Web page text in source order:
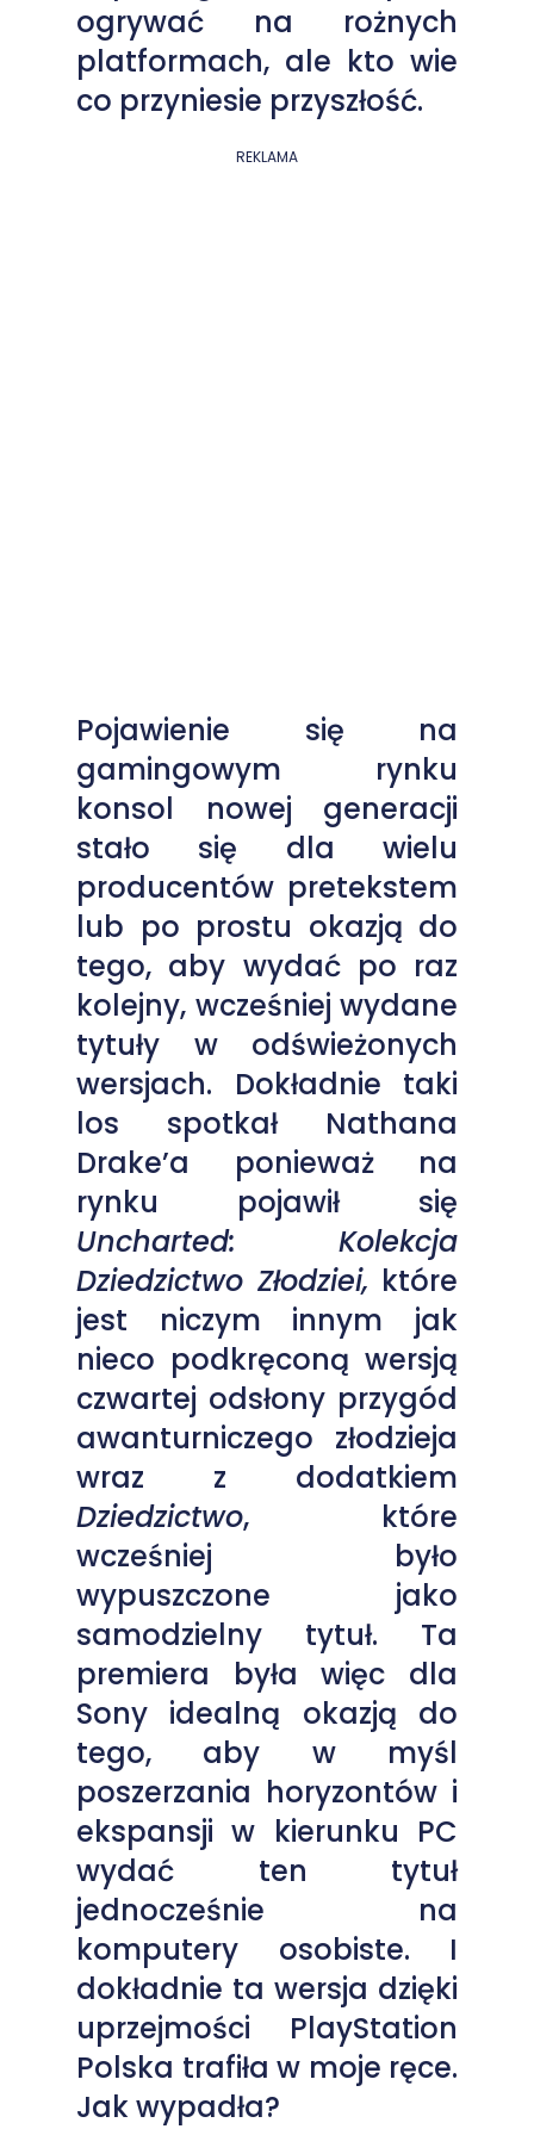
ogrywać na rożnych
platformach, ale kto wie
co przyniesie przyszłość.
REKLAMA
Pojawienie się na
gamingowym rynku
konsol nowej generacji
stało się dla wielu
producentów pretekstem
lub po prostu okazją do
tego, aby wydać po raz
kolejny, wcześniej wydane
tytuły w odświeżonych
wersjach. Dokładnie taki
los spotkał Nathana
Drake’a ponieważ na
rynku pojawił się
Uncharted: Kolekcja
Dziedzictwo Złodziei, które
jest niczym innym jak
nieco podkręconą wersją
czwartej odsłony przygód
awanturniczego złodzieja
wraz z dodatkiem
Dziedzictwo, które
wcześniej było
wypuszczone jako
samodzielny tytuł. Ta
premiera była więc dla
Sony idealną okazją do
tego, aby w myśl
poszerzania horyzontów i
ekspansji w kierunku PC
wydać ten tytuł
jednocześnie na
komputery osobiste. I
dokładnie ta wersja dzięki
uprzejmości PlayStation
Polska trafiła w moje ręce.
Jak wypadła?